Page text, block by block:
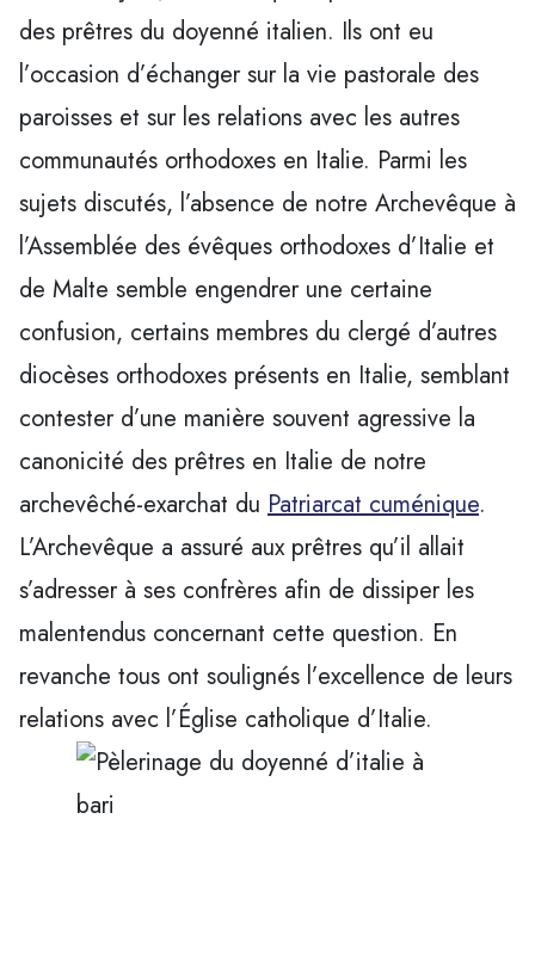
des prêtres du doyenné italien. Ils ont eu
l’occasion d’échanger sur la vie pastorale des
paroisses et sur les relations avec les autres
communautés orthodoxes en Italie. Parmi les
sujets discutés, l’absence de notre Archevêque à
l’Assemblée des évêques orthodoxes d’Italie et
de Malte semble engendrer une certaine
confusion, certains membres du clergé d’autres
diocèses orthodoxes présents en Italie, semblant
contester d’une manière souvent agressive la
canonicité des prêtres en Italie de notre
archevêché-exarchat du Patriarcat cuménique.
L’Archevêque a assuré aux prêtres qu’il allait
s’adresser à ses confrères afin de dissiper les
malentendus concernant cette question. En
revanche tous ont soulignés l’excellence de leurs
relations avec l’Église catholique d’Italie.